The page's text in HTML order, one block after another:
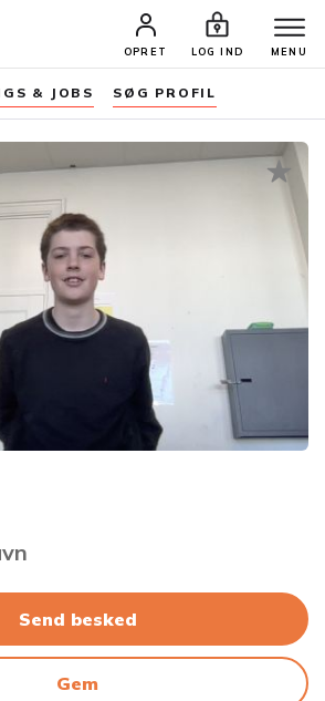
OPRET LOG IND MENU
& JOBS SØG PROFIL
Send besked
Gem